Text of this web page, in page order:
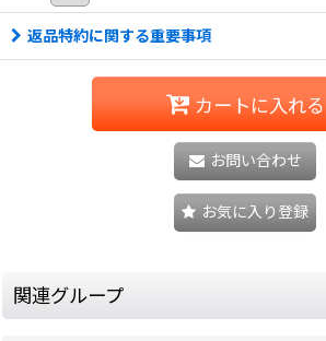
返品特約に関する重要事項
カートに入れる
お問い合わせ
お気に入り登録
関連グループ